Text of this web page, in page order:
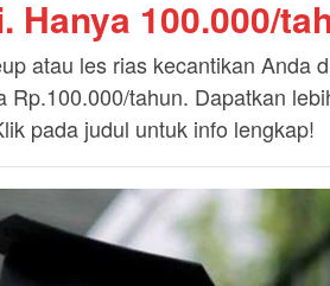
Hanya 100.000/
atau les rias kecantikan Anda
Rp.100.000/tahun. Dapatkan
pada judul untuk info lengkap!